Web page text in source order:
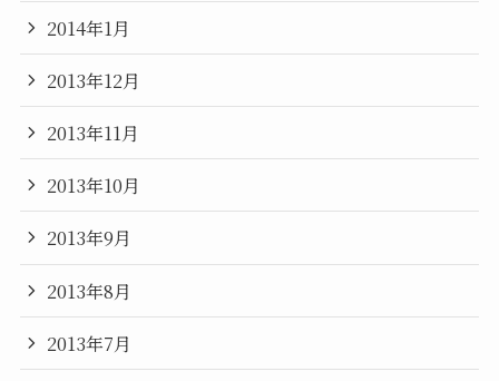
2014年1月
2013年12月
2013年11月
2013年10月
2013年9月
2013年8月
2013年7月